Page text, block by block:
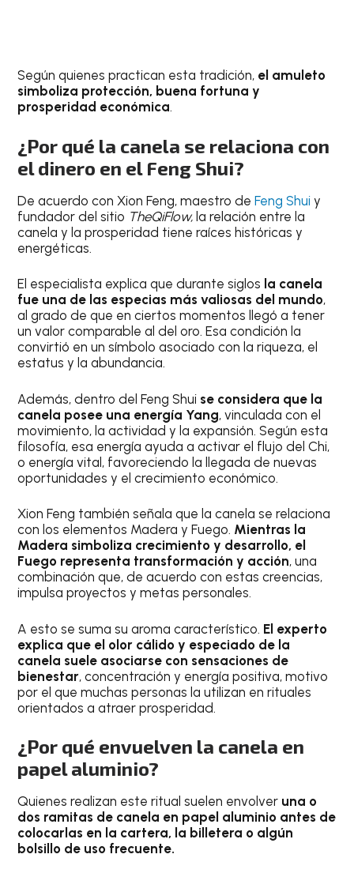
Según quienes practican esta tradición, el amuleto
simboliza protección, buena fortuna y
prosperidad económica.
¿Por qué la canela se relaciona con
el dinero en el Feng Shui?
De acuerdo con Xion Feng, maestro deFeng Shui y
fundador del sitio TheQiFlow, la relación entre la
canela y la prosperidad tiene raíces históricas y
energéticas.
El especialista explica que durante siglos la canela
fue una de las especias más valiosas del mundo,
al grado de que en ciertos momentos llegó a tener
un valor comparable al del oro. Esa condición la
convirtió en un símbolo asociado con la riqueza, el
estatus y la abundancia.
Además, dentro del Feng Shui se considera que la
canela posee una energía Yang, vinculada con el
movimiento, la actividad y la expansión. Según esta
filosofía, esa energía ayuda a activar el flujo del Chi,
o energía vital, favoreciendo la llegada de nuevas
oportunidades y el crecimiento económico.
Xion Feng también señala que la canela se relaciona
con los elementos Madera y Fuego. Mientras la
Madera simboliza crecimiento y desarrollo, el
Fuego representa transformación y acción, una
combinación que, de acuerdo con estas creencias,
impulsa proyectos y metas personales.
A esto se suma su aroma característico. El experto
explica que el olor cálido y especiado de la
canela suele asociarse con sensaciones de
bienestar, concentración y energía positiva, motivo
por el que muchas personas la utilizan en rituales
orientados a atraer prosperidad.
¿Por qué envuelven la canela en
papel aluminio?
Quienes realizan este ritual suelen envolver una o
dos ramitas de canela en papel aluminio antes de
colocarlas en la cartera, la billetera o algún
bolsillo de uso frecuente.